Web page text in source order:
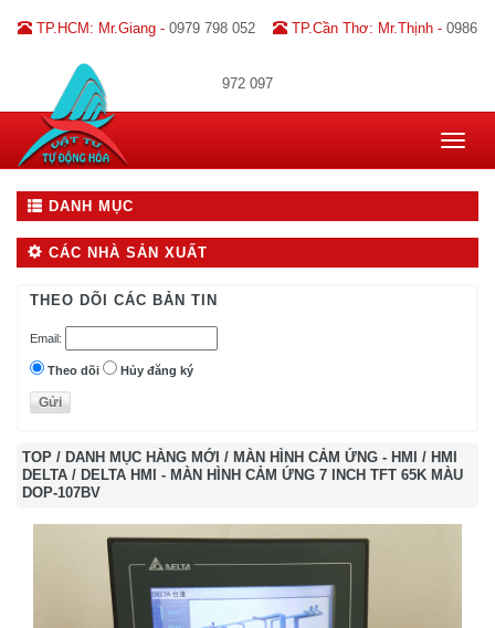
TP.HCM: Mr.Giang - 0979 798 052 TP.Cần Thơ: Mr.Thịnh - 0986
972 097
Toggle
DANH MỤC
CÁC NHÀ SẢN XUẤT
THEO DÕI CÁC BẢN TIN
Email:
Theo dõi Hủy đăng ký
TOP / DANH MỤC HÀNG MỚI / MÀN HÌNH CẢM ỨNG - HMI / HMI
DELTA / DELTA HMI - MÀN HÌNH CẢM ỨNG 7 INCH TFT 65K MÀU
DOP-107BV